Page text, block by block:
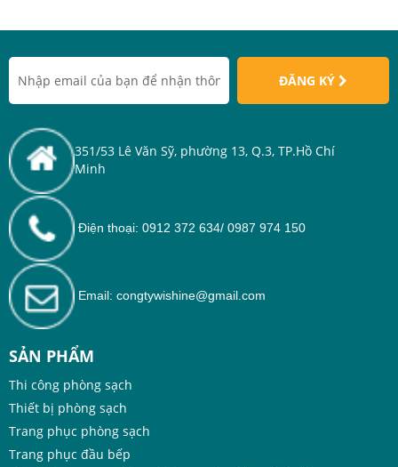
ĐĂNG KÝ
351/53 Lê Văn Sỹ, phường 13, Q.3, TP.Hồ Chí
Minh
Điện thoại: 0912 372 634/ 0987 974 150
Email: congtywishine@gmail.com
SẢN PHẨM
Thi công phòng sạch
Thiết bị phòng sạch
Trang phục phòng sạch
Trang phục đầu bếp